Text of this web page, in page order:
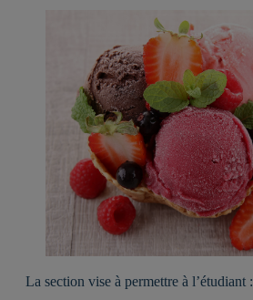
La section vise à permettre à l’étudiant :